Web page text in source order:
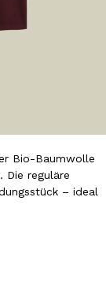
Bio-Baumwolle
Die reguläre
– ideal